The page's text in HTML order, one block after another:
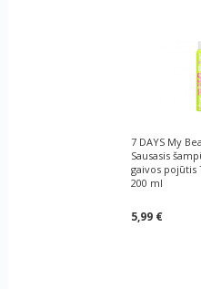
7 DAYS My
Sausasis
gaivos pojūtis
200 ml
5,99 €